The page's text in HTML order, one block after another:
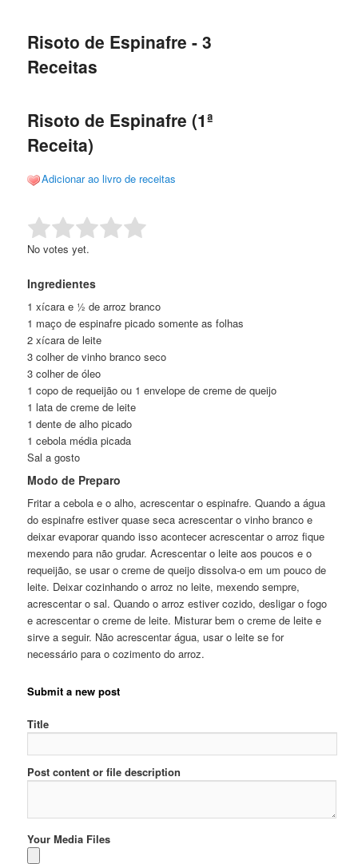
conteúdo
conteúdo
Risoto de Espinafre - 3
Receitas
Risoto de Espinafre (1ª
Receita)
Adicionar ao livro de receitas
Rate this item: Submit Rating
No votes yet.
Ingredientes
1 xícara e ½ de arroz branco
1 maço de espinafre picado somente as folhas
2 xícara de leite
3 colher de vinho branco seco
3 colher de óleo
1 copo de requeijão ou 1 envelope de creme de queijo
1 lata de creme de leite
1 dente de alho picado
1 cebola média picada
Sal a gosto
Modo de Preparo
Fritar a cebola e o alho, acrescentar o espinafre. Quando a água
do espinafre estiver quase seca acrescentar o vinho branco e
deixar evaporar quando isso acontecer acrescentar o arroz fique
mexendo para não grudar. Acrescentar o leite aos poucos e o
requeijão, se usar o creme de queijo dissolva-o em um pouco de
leite. Deixar cozinhando o arroz no leite, mexendo sempre,
acrescentar o sal. Quando o arroz estiver cozido, desligar o fogo
e acrescentar o creme de leite. Misturar bem o creme de leite e
sirve a seguir. Não acrescentar água, usar o leite se for
necessário para o cozimento do arroz.
Submit a new post
Title
Post content or file description
Your Media Files